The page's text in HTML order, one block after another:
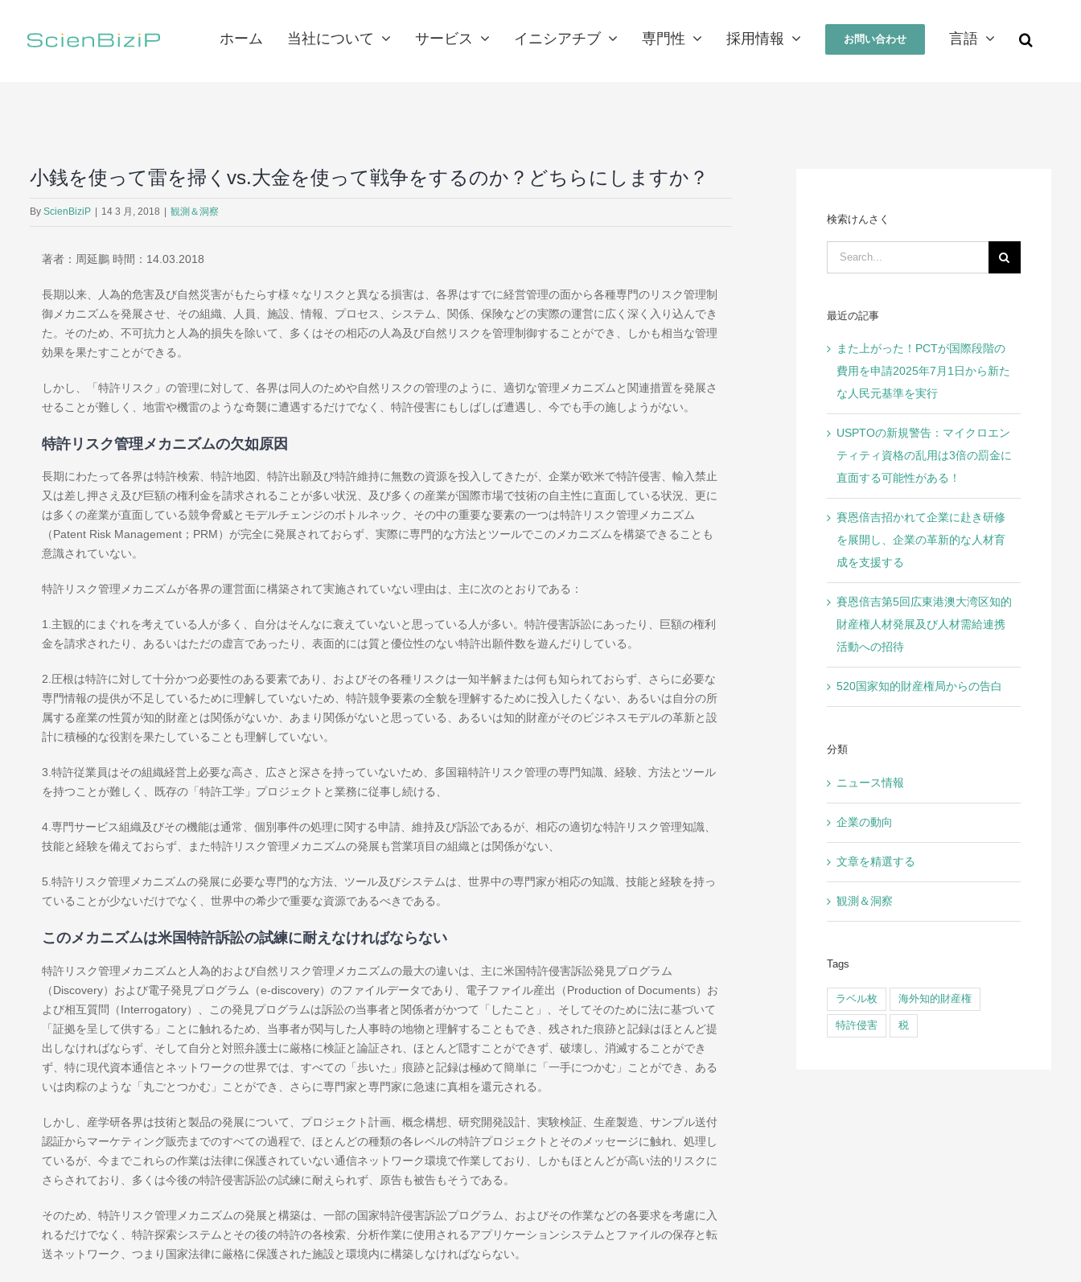
ホーム 当社について サービス イニシアチブ 専門性 採用情報 お問い合わせ 言語
小銭を使って雷を掃くvs.大金を使って戦争をするのか？どちらにしますか？
By ScienBiziP 14 3 月, 2018 観測＆洞察
著者：周延鵬 時間：14.03.2018
長期以来、人為的危害及び自然災害がもたらす様々なリスクと異なる損害は、各界はすでに経営管理の面から各種専門のリスク管理制
御メカニズムを発展させ、その組織、人員、施設、情報、プロセス、システム、関係、保険などの実際の運営に広く深く入り込んでき
た。そのため、不可抗力と人為的損失を除いて、多くはその相応の人為及び自然リスクを管理制御することができ、しかも相当な管理
効果を果たすことができる。
しかし、「特許リスク」の管理に対して、各界は同人のためや自然リスクの管理のように、適切な管理メカニズムと関連措置を発展さ
せることが難しく、地雷や機雷のような奇襲に遭遇するだけでなく、特許侵害にもしばしば遭遇し、今でも手の施しようがない。
特許リスク管理メカニズムの欠如原因
長期にわたって各界は特許検索、特許地図、特許出願及び特許維持に無数の資源を投入してきたが、企業が欧米で特許侵害、輸入禁止
又は差し押さえ及び巨額の権利金を請求されることが多い状況、及び多くの産業が国際市場で技術の自主性に直面している状況、更に
は多くの産業が直面している競争脅威とモデルチェンジのボトルネック、その中の重要な要素の一つは特許リスク管理メカニズム
（Patent Risk Management；PRM）が完全に発展されておらず、実際に専門的な方法とツールでこのメカニズムを構築できることも
意識されていない。
特許リスク管理メカニズムが各界の運営面に構築されて実施されていない理由は、主に次のとおりである：
1.主観的にまぐれを考えている人が多く、自分はそんなに衰えていないと思っている人が多い。特許侵害訴訟にあったり、巨額の権利
金を請求されたり、あるいはただの虚言であったり、表面的には質と優位性のない特許出願件数を遊んだりしている。
2.圧根は特許に対して十分かつ必要性のある要素であり、およびその各種リスクは一知半解または何も知られておらず、さらに必要な
専門情報の提供が不足しているために理解していないため、特許競争要素の全貌を理解するために投入したくない、あるいは自分の所
属する産業の性質が知的財産とは関係がないか、あまり関係がないと思っている、あるいは知的財産がそのビジネスモデルの革新と設
計に積極的な役割を果たしていることも理解していない。
3.特許従業員はその組織経営上必要な高さ、広さと深さを持っていないため、多国籍特許リスク管理の専門知識、経験、方法とツール
を持つことが難しく、既存の「特許工学」プロジェクトと業務に従事し続ける、
4.専門サービス組織及びその機能は通常、個別事件の処理に関する申請、維持及び訴訟であるが、相応の適切な特許リスク管理知識、
技能と経験を備えておらず、また特許リスク管理メカニズムの発展も営業項目の組織とは関係がない、
5.特許リスク管理メカニズムの発展に必要な専門的な方法、ツール及びシステムは、世界中の専門家が相応の知識、技能と経験を持っ
ていることが少ないだけでなく、世界中の希少で重要な資源であるべきである。
このメカニズムは米国特許訴訟の試練に耐えなければならない
特許リスク管理メカニズムと人為的および自然リスク管理メカニズムの最大の違いは、主に米国特許侵害訴訟発見プログラム
（Discovery）および電子発見プログラム（e-discovery）のファイルデータであり、電子ファイル産出（Production of Documents）お
よび相互質問（Interrogatory）、この発見プログラムは訴訟の当事者と関係者がかつて「したこと」、そしてそのために法に基づいて
「証拠を呈して供する」ことに触れるため、当事者が関与した人事時の地物と理解することもでき、残された痕跡と記録はほとんど提
出しなければならず、そして自分と対照弁護士に厳格に検証と論証され、ほとんど隠すことができず、破壊し、消滅することができ
ず、特に現代資本通信とネットワークの世界では、すべての「歩いた」痕跡と記録は極めて簡単に「一手につかむ」ことができ、ある
いは肉粽のような「丸ごとつかむ」ことができ、さらに専門家と専門家に急速に真相を還元される。
しかし、産学研各界は技術と製品の発展について、プロジェクト計画、概念構想、研究開発設計、実験検証、生産製造、サンプル送付
認証からマーケティング販売までのすべての過程で、ほとんどの種類の各レベルの特許プロジェクトとそのメッセージに触れ、処理し
ているが、今までこれらの作業は法律に保護されていない通信ネットワーク環境で作業しており、しかもほとんどが高い法的リスクに
さらされており、多くは今後の特許侵害訴訟の試練に耐えられず、原告も被告もそうである。
そのため、特許リスク管理メカニズムの発展と構築は、一部の国家特許侵害訴訟プログラム、およびその作業などの各要求を考慮に入
れるだけでなく、特許探索システムとその後の特許の各検索、分析作業に使用されるアプリケーションシステムとファイルの保存と転
送ネットワーク、つまり国家法律に厳格に保護された施設と環境内に構築しなければならない。
検索けんさく
Search
for:
最近の記事
また上がった！PCTが国際段階の
費用を申請2025年7月1日から新た
な人民元基準を実行
USPTOの新規警告：マイクロエン
ティティ資格の乱用は3倍の罰金に
直面する可能性がある！
賽恩倍吉招かれて企業に赴き研修
を展開し、企業の革新的な人材育
成を支援する
賽恩倍吉第5回広東港澳大湾区知的
財産権人材発展及び人材需給連携
活動への招待
520国家知的財産権局からの告白
分類
ニュース情報
企業の動向
文章を精選する
観測＆洞察
Tags
ラベル枚 海外知的財産権
特許侵害 税